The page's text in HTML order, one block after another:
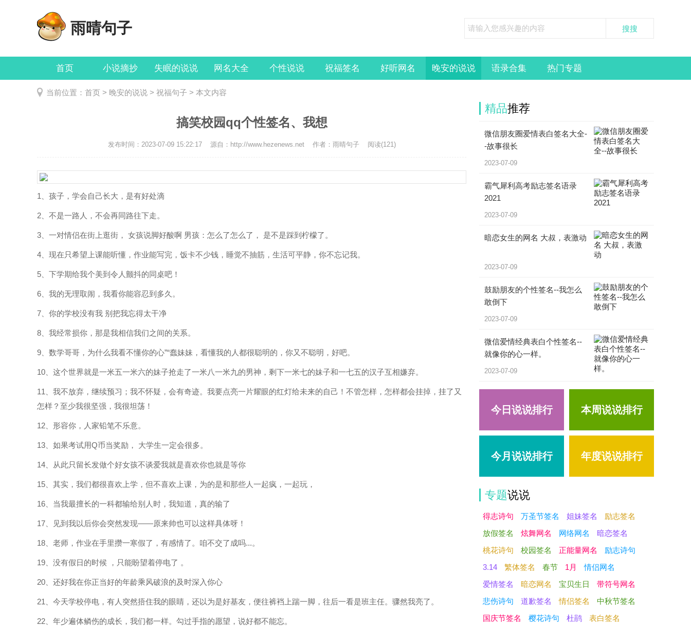
雨晴句子
首页 小说摘抄 失眠的说说 网名大全 个性说说 祝福签名 好听网名 晚安的说说 语录合集 热门专题
当前位置： 首页 > 晚安的说说 > 祝福句子 > 本文内容
搞笑校园qq个性签名、我想
发布时间：2023-07-09 15:22:17 源自：http://www.hezenews.net 作者：雨晴句子 阅读(121)
1、孩子，学会自己长大，是有好处滴
2、不是一路人，不会再同路往下走。
3、一对情侣在街上逛街， 女孩说脚好酸啊 男孩：怎么了怎么了， 是不是踩到柠檬了。
4、现在只希望上课能听懂，作业能写完，饭卡不少钱，睡觉不抽筋，生活可平静，你不忘记我。
5、下学期给我个美到令人颤抖的同桌吧！
6、我的无理取闹，我看你能容忍到多久。
7、你的学校没有我 别把我忘得太干净
8、我经常损你，那是我相信我们之间的关系。
9、数学哥哥，为什么我看不懂你的心”“蠢妹妹，看懂我的人都很聪明的，你又不聪明，好吧。
10、这个世界就是一米五一米六的妹子抢走了一米八一米九的男神，剩下一米七的妹子和一七五的汉子互相嫌弃。
11、我不放弃，继续预习；我不怀疑，会有奇迹。我要点亮一片耀眼的红灯给未来的自己！不管怎样，怎样都会挂掉，挂了又
怎样？至少我很坚强，我很坦荡！
12、形容你，人家铅笔不乐意。
13、如果考试用Q币当奖励， 大学生一定会很多。
14、从此只留长发做个好女孩不谈爱我就是喜欢你也就是等你
15、其实，我们都很喜欢上学，但不喜欢上课，为的是和那些人一起疯，一起玩，
16、当我最擅长的一科都输给别人时，我知道，真的输了
17、见到我以后你会突然发现——原来帅也可以这样具体呀！
18、老师，作业在手里攒一寒假了，有感情了。咱不交了成吗...。
19、没有假日的时候 ，只能盼望着停电了 。
20、还好我在你正当好的年龄乘风破浪的及时深入你心
21、今天学校停电，有人突然捂住我的眼睛，还以为是好基友，便往裤裆上踹一脚，往后一看是班主任。骤然我亮了。
22、年少遍体鳞伤的成长，我们都一样。勾过手指的愿望，说好都不能忘。
精品推荐
微信朋友圈爱情表白签名大全-
-故事很长
2023-07-09
霸气犀利高考励志签名语录
2021
2023-07-09
暗恋女生的网名 大叔，表激动
2023-07-09
鼓励朋友的个性签名--我怎么
敢倒下
2023-07-09
微信爱情经典表白个性签名--
就像你的心一样。
2023-07-09
今日说说排行 本周说说排行
今月说说排行 年度说说排行
专题说说
得志诗句 万圣节签名 姐妹签名
励志签名
放假签名
炫舞网名 网络网名
暗恋签名
桃花诗句
校园签名 正能量网名
励志诗句
3.14
繁体签名 春节 1月
情侣网名
爱情签名
暗恋网名 宝贝生日
带符号网名
悲伤诗句
道歉签名 情侣签名
中秋节签名
国庆节签名
樱花诗句 杜鹃
表白签名